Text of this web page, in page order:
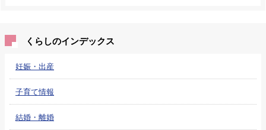
くらしのインデックス
妊娠・出産
子育て情報
結婚・離婚